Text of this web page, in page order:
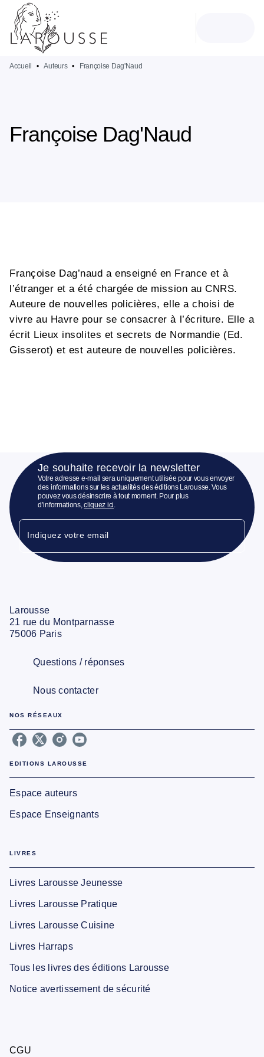
MENU
PIED DE PAGE
Accueil • Auteurs • Françoise Dag'Naud
Françoise Dag'Naud
Françoise Dag’naud a enseigné en France et à
l’étranger et a été chargée de mission au CNRS.
Auteure de nouvelles policières, elle a choisi de
vivre au Havre pour se consacrer à l’écriture. Elle a
écrit Lieux insolites et secrets de Normandie (Ed.
Gisserot) et est auteure de nouvelles policières.
Je souhaite recevoir la newsletter
Votre adresse e-mail sera uniquement utilisée pour vous envoyer
des informations sur les actualités des éditions Larousse. Vous
pouvez vous désinscrire à tout moment. Pour plus
d’informations,cliquez ici.
Indiquez votre email
Larousse
21 rue du Montparnasse
75006 Paris
Questions / réponses
Nous contacter
NOS RÉSEAUX
EDITIONS LAROUSSE
Espace auteurs
Espace Enseignants
LIVRES
Livres Larousse Jeunesse
Livres Larousse Pratique
Livres Larousse Cuisine
Livres Harraps
Tous les livres des éditions Larousse
Notice avertissement de sécurité
CGU